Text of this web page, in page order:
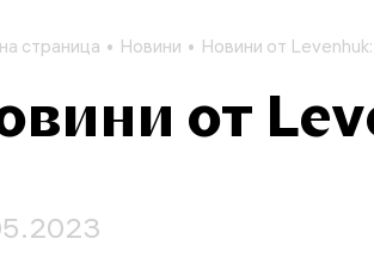
страница Новини Новини от
от